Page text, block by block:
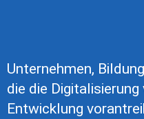
Unternehmen,
die die Digitalisierung
Entwicklung